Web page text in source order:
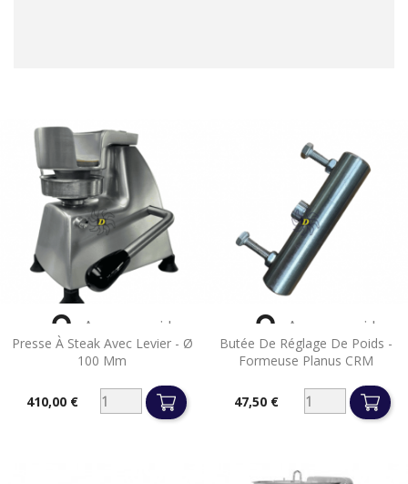
Presse À Steak Avec Levier - Ø
100 Mm
Prix410,00 €
 Aperçu rapide
Butée De Réglage De Poids -
Formeuse Planus CRM
47,50 €
 Aperçu rapide